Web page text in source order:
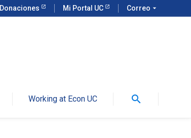
Donaciones Mi Portal UC Correo arrow_drop_down
Working at Econ UC search